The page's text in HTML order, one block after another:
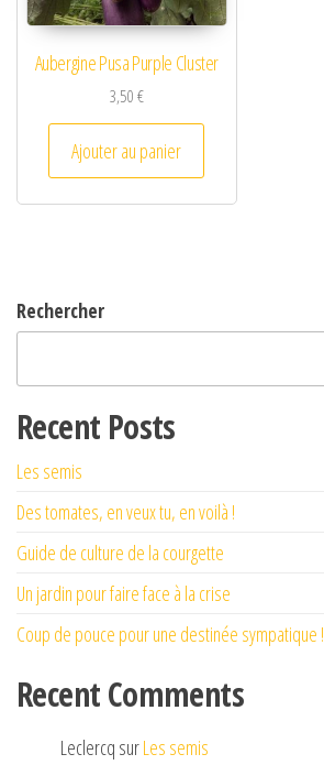
Aubergine Pusa Purple Cluster
3,50€
Ajouter au panier
Rechercher
Recent Posts
Les semis
Des tomates, en veux tu, en voilà !
Guide de culture de la courgette
Un jardin pour faire face à la crise
Coup de pouce pour une destinée sympatique !
Recent Comments
Leclercq surLes semis